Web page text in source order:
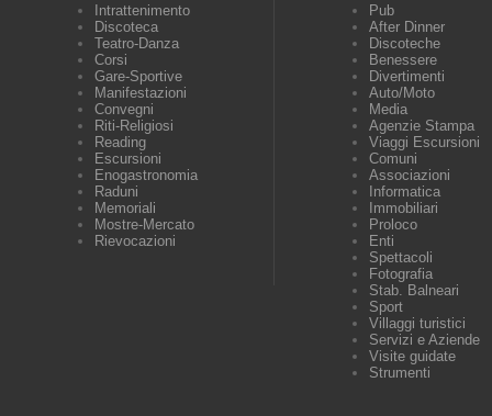
Intrattenimento
Discoteca
Teatro-Danza
Corsi
Gare-Sportive
Manifestazioni
Convegni
Riti-Religiosi
Reading
Escursioni
Enogastronomia
Raduni
Memoriali
Mostre-Mercato
Rievocazioni
Pub
After Dinner
Discoteche
Benessere
Divertimenti
Auto/Moto
Media
Agenzie Stampa
Viaggi Escursioni
Comuni
Associazioni
Informatica
Immobiliari
Proloco
Enti
Spettacoli
Fotografia
Stab. Balneari
Sport
Villaggi turistici
Servizi e Aziende
Visite guidate
Strumenti